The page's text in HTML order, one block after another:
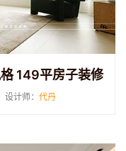
149平房子装修
设计师： 代丹